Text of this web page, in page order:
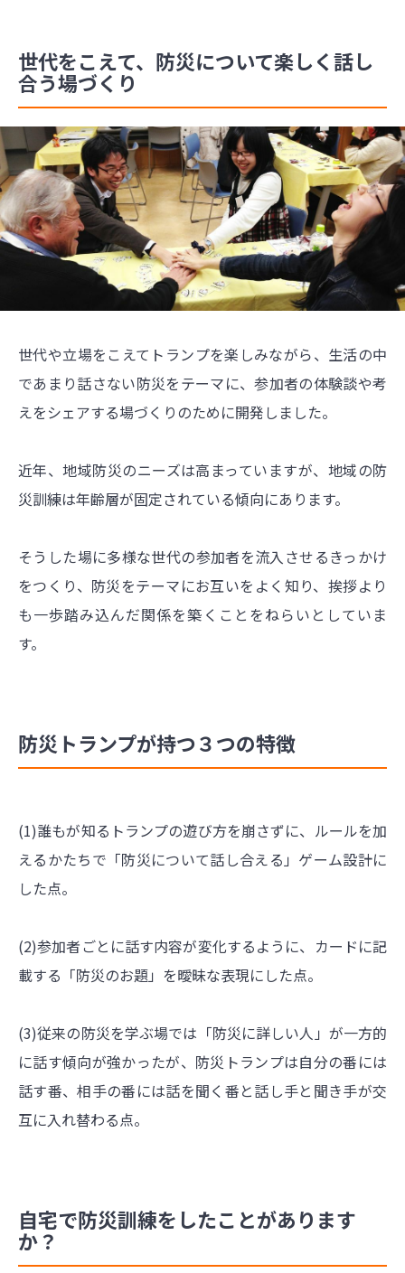
世代をこえて、防災について楽しく話し
合う場づくり
世代や立場をこえてトランプを楽しみながら、生活の中
であまり話さない防災をテーマに、参加者の体験談や考
えをシェアする場づくりのために開発しました。
近年、地域防災のニーズは高まっていますが、地域の防
災訓練は年齢層が固定されている傾向にあります。
そうした場に多様な世代の参加者を流入させるきっかけ
をつくり、防災をテーマにお互いをよく知り、挨拶より
も一歩踏み込んだ関係を築くことをねらいとしていま
す。
防災トランプが持つ３つの特徴
(1)誰もが知るトランプの遊び方を崩さずに、ルールを加
えるかたちで「防災について話し合える」ゲーム設計に
した点。
(2)参加者ごとに話す内容が変化するように、カードに記
載する「防災のお題」を曖昧な表現にした点。
(3)従来の防災を学ぶ場では「防災に詳しい人」が一方的
に話す傾向が強かったが、防災トランプは自分の番には
話す番、相手の番には話を聞く番と話し手と聞き手が交
互に入れ替わる点。
自宅で防災訓練をしたことがあります
か？